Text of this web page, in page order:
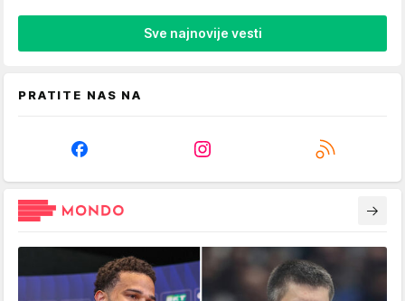
Sve najnovije vesti
PRATITE NAS NA